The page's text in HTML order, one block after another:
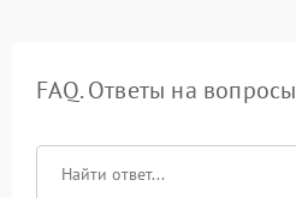
FAQ. Ответы на вопросы